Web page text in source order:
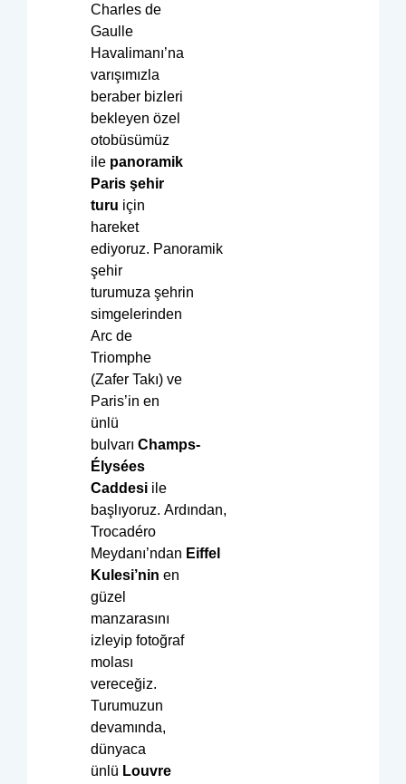
Charles de
Gaulle
Havalimanı’na
varışımızla
beraber bizleri
bekleyen özel
otobüsümüz
ile panoramik
Paris şehir
turu için
hareket
ediyoruz. Panoramik
şehir
turumuza şehrin
simgelerinden
Arc de
Triomphe
(Zafer Takı) ve
Paris’in en
ünlü
bulvarı Champs-
Élysées
Caddesi ile
başlıyoruz. Ardından,
Trocadéro
Meydanı’ndan Eiffel
Kulesi’nin en
güzel
manzarasını
izleyip fotoğraf
molası
vereceğiz.
Turumuzun
devamında,
dünyaca
ünlü Louvre